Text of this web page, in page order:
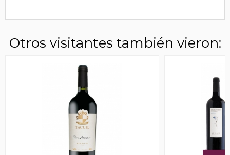
Otros visitantes también vieron: